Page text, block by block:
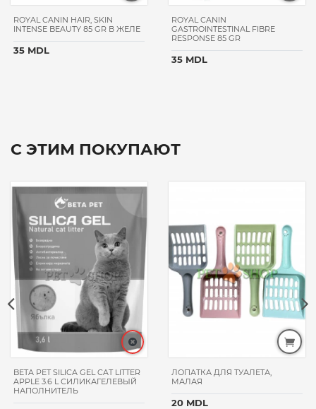
ROYAL CANIN HAIR, SKIN
INTENSE BEAUTY 85 GR В ЖЕЛЕ
35 MDL
ROYAL CANIN
GASTROINTESTINAL FIBRE
RESPONSE 85 GR
35 MDL
С ЭТИМ ПОКУПАЮТ
BETA PET SILICA GEL CAT LITTER
APPLE 3.6 L СИЛИКАГЕЛЕВЫЙ
НАПОЛНИТЕЛЬ
ЛОПАТКА ДЛЯ ТУАЛЕТА,
МАЛАЯ
20 MDL